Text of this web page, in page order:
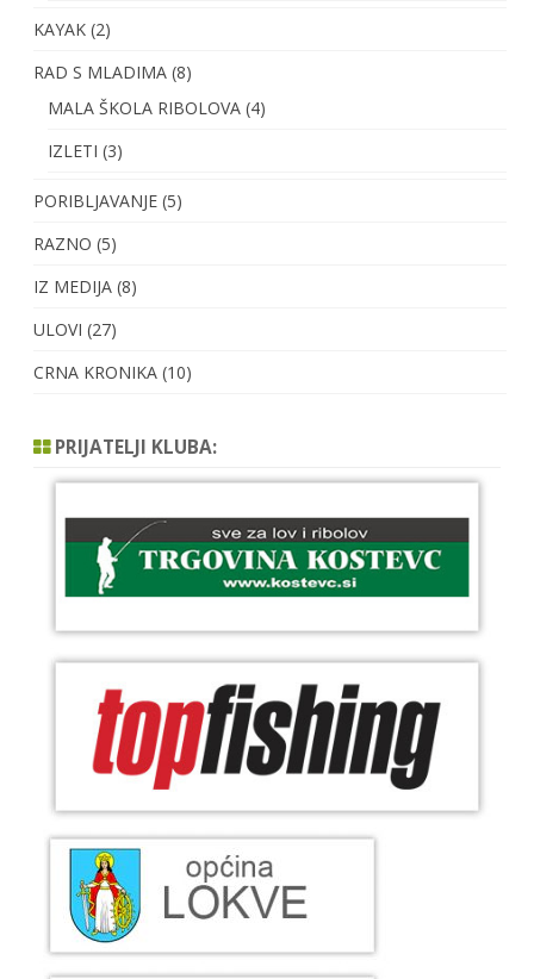
KAYAK (2)
RAD S MLADIMA (8)
MALA ŠKOLA RIBOLOVA (4)
IZLETI (3)
PORIBLJAVANJE (5)
RAZNO (5)
IZ MEDIJA (8)
ULOVI (27)
CRNA KRONIKA (10)
PRIJATELJI KLUBA: